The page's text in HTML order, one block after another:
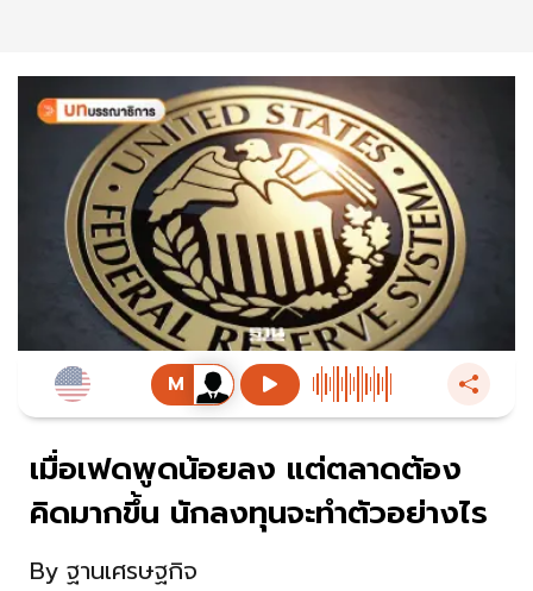
เมื่อเฟดพูดน้อยลง แต่ตลาดต้อง
คิดมากขึ้น นักลงทุนจะทำตัวอย่างไร
By ฐานเศรษฐกิจ